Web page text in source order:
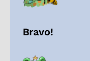
Bravo!